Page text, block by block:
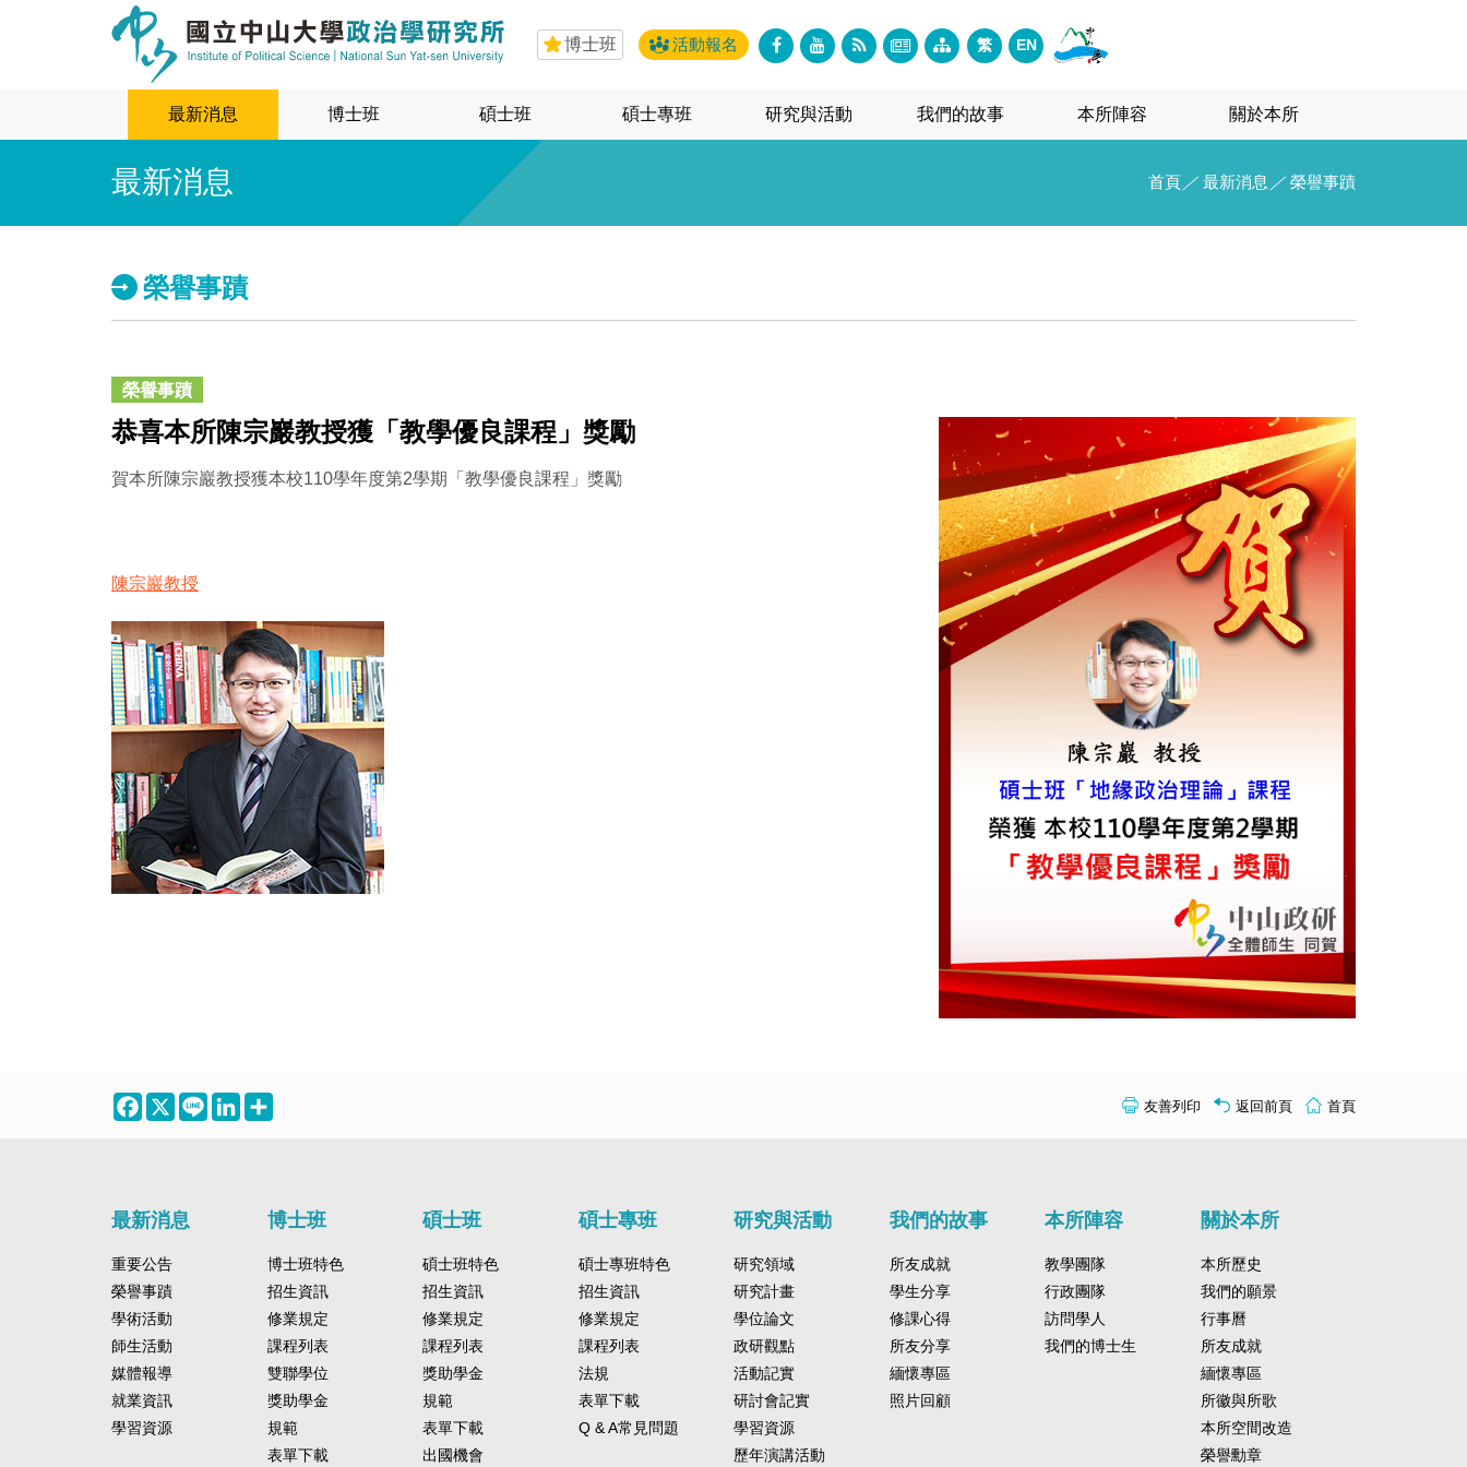
博士班 活動報名 繁 EN
最新消息 博士班 碩士班 碩士專班 研究與活動 我們的故事 本所陣容 關於本所
最新消息 首頁 ／ 最新消息 ／ 榮譽事蹟
榮譽事蹟
榮譽事蹟
恭喜本所陳宗巖教授獲「教學優良課程」獎勵
賀本所陳宗巖教授獲本校110學年度第2學期「教學優良課程」獎勵
陳宗巖教授
Facebook
X Line LinkedIn 友善列印 返回前頁 首頁
最新消息
重要公告
榮譽事蹟
學術活動
師生活動
媒體報導
就業資訊
學習資源
博士班
博士班特色
招生資訊
修業規定
課程列表
雙聯學位
獎助學金
規範
表單下載
碩士班
碩士班特色
招生資訊
修業規定
課程列表
獎助學金
規範
表單下載
出國機會
碩士專班
碩士專班特色
招生資訊
修業規定
課程列表
法規
表單下載
Q & A常見問題
研究與活動
研究領域
研究計畫
學位論文
政研觀點
活動記實
研討會記實
學習資源
歷年演講活動
我們的故事
所友成就
學生分享
修課心得
所友分享
緬懷專區
照片回顧
本所陣容
教學團隊
行政團隊
訪問學人
我們的博士生
關於本所
本所歷史
我們的願景
行事曆
所友成就
緬懷專區
所徽與所歌
本所空間改造
榮譽勳章